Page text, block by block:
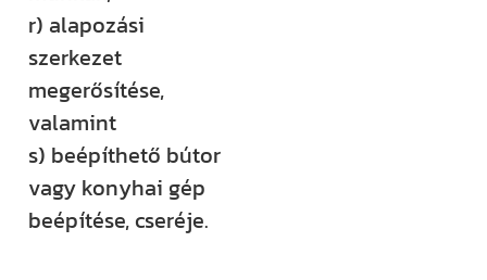
r) alapozási
szerkezet
megerősítése,
valamint
s) beépíthető bútor
vagy konyhai gép
beépítése, cseréje.